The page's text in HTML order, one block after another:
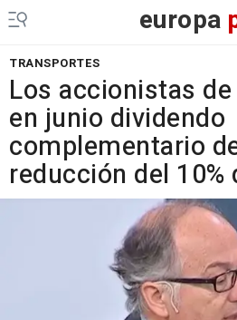
europa
TRANSPORTES
Los accionistas
en junio dividendo
complementario
reducción del 10%